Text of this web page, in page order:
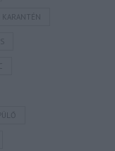
KARANTÉN